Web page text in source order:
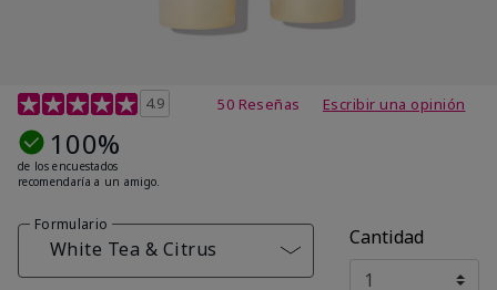
Calificación de clientes de 4,7 de 5
4.9 50 Reseñas Escribir una opinión
100%
de los encuestados
recomendaría a un amigo.
Formulario
White Tea & Citrus Cantidad